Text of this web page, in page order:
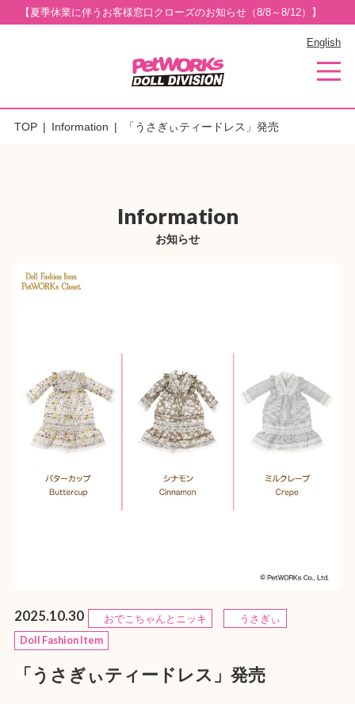
【夏季休業に伴うお客様窓口クローズのお知らせ（8/8～8/12）】
English
TOP Information 「うさぎぃティードレス」発売
Information
お知らせ
2025.10.30 おでこちゃんとニッキ
うさぎぃ
Doll Fashion Item
「うさぎぃティードレス」発売